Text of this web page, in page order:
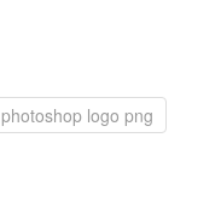
photoshop logo png